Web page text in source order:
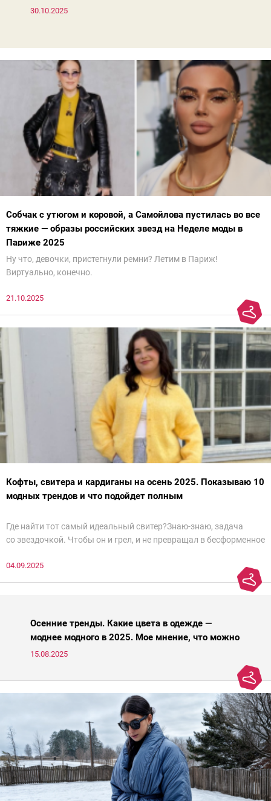
30.10.2025
Собчак с утюгом и коровой, а Самойлова пустилась во все
тяжкие — образы российских звезд на Неделе моды в
Париже 2025
Ну что, девочки, пристегнули ремни? Летим в Париж!
Виртуально, конечно.
21.10.2025
Кофты, свитера и кардиганы на осень 2025. Показываю 10
модных трендов и что подойдет полным
Где найти тот самый идеальный свитер?Знаю-знаю, задача
со звездочкой. Чтобы он и грел, и не превращал в бесформенное
паники.
04.09.2025
Осенние тренды. Какие цвета в одежде —
моднее модного в 2025. Мое мнение, что можно
носить, а что нет
15.08.2025